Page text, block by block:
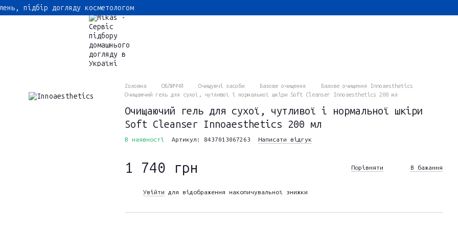
підбір догляду косметологом
Головна ОБЛИЧЧЯ Очищуючі засоби Базове очищення
Базове очищення Innoaesthetics
Очищаючий гель для сухої, чутливої і нормальної шкіри Soft Cleanser Innoaesthetics 200 мл
Очищаючий гель для сухої, чутливої і нормальної шкіри
Soft Cleanser Innoaesthetics 200 мл
В наявності Артикул: 8437013067263 Написати відгук
1 740 грн Порівняти В бажання
Увійти для відображення накопичувальної знижки